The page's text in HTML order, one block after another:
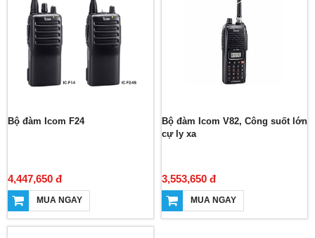
Bộ đàm Icom F24
4,447,650 đ
MUA NGAY
Bộ đàm Icom V82, Công suốt lớn
cự ly xa
3,553,650 đ
MUA NGAY